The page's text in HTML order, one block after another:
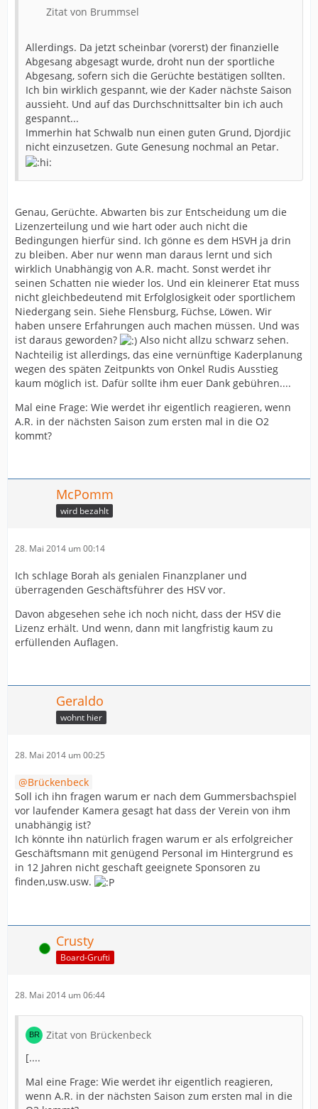
Zitat von Brummsel
Allerdings. Da jetzt scheinbar (vorerst) der finanzielle
Abgesang abgesagt wurde, droht nun der sportliche
Abgesang, sofern sich die Gerüchte bestätigen sollten.
Ich bin wirklich gespannt, wie der Kader nächste Saison
aussieht. Und auf das Durchschnittsalter bin ich auch
gespannt...
Immerhin hat Schwalb nun einen guten Grund, Djordjic
nicht einzusetzen. Gute Genesung nochmal an Petar.
Genau, Gerüchte. Abwarten bis zur Entscheidung um die
Lizenzerteilung und wie hart oder auch nicht die
Bedingungen hierfür sind. Ich gönne es dem HSVH ja drin
zu bleiben. Aber nur wenn man daraus lernt und sich
wirklich Unabhängig von A.R. macht. Sonst werdet ihr
seinen Schatten nie wieder los. Und ein kleinerer Etat muss
nicht gleichbedeutend mit Erfolglosigkeit oder sportlichem
Niedergang sein. Siehe Flensburg, Füchse, Löwen. Wir
haben unsere Erfahrungen auch machen müssen. Und was
ist daraus geworden?
Also nicht allzu schwarz sehen.
Nachteilig ist allerdings, das eine vernünftige Kaderplanung
wegen des späten Zeitpunkts von Onkel Rudis Ausstieg
kaum möglich ist. Dafür sollte ihm euer Dank gebühren....
Mal eine Frage: Wie werdet ihr eigentlich reagieren, wenn
A.R. in der nächsten Saison zum ersten mal in die O2
kommt?
McPomm
wird bezahlt
28. Mai 2014 um 00:14
Ich schlage Borah als genialen Finanzplaner und
überragenden Geschäftsführer des HSV vor.
Davon abgesehen sehe ich noch nicht, dass der HSV die
Lizenz erhält. Und wenn, dann mit langfristig kaum zu
erfüllenden Auflagen.
Geraldo
wohnt hier
28. Mai 2014 um 00:25
Brückenbeck
Soll ich ihn fragen warum er nach dem Gummersbachspiel
vor laufender Kamera gesagt hat dass der Verein von ihm
unabhängig ist?
Ich könnte ihn natürlich fragen warum er als erfolgreicher
Geschäftsmann mit genügend Personal im Hintergrund es
in 12 Jahren nicht geschaft geeignete Sponsoren zu
finden,usw.usw.
Online Crusty
Board-Grufti
28. Mai 2014 um 06:44
Zitat von Brückenbeck
[....
Mal eine Frage: Wie werdet ihr eigentlich reagieren,
wenn A.R. in der nächsten Saison zum ersten mal in die